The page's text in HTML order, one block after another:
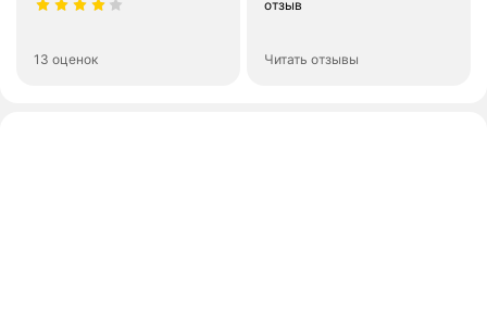
13 оценок
отзыв
Читать отзывы